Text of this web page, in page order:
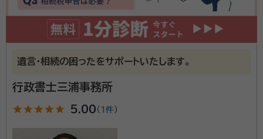
面談の感想
近所で親身になって相談にのってくれました。又、分かりやすく説明して
いただきました
契約後の感想
近所なので、お互い忙しくても電話連絡で必要書類などのやり取りし、ス
ムーズに進みました
上げ、安心して相続手続が完了できるように努めます。
遺言・相続の困ったをサポートいたします。
行政書士三浦事務所
star star star star star 5.00 （ 1件 ）